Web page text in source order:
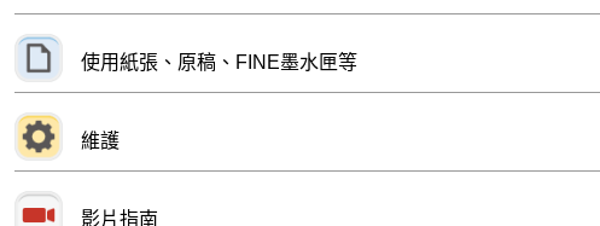
使用紙張、原稿、FINE墨水匣等
維護
影片指南